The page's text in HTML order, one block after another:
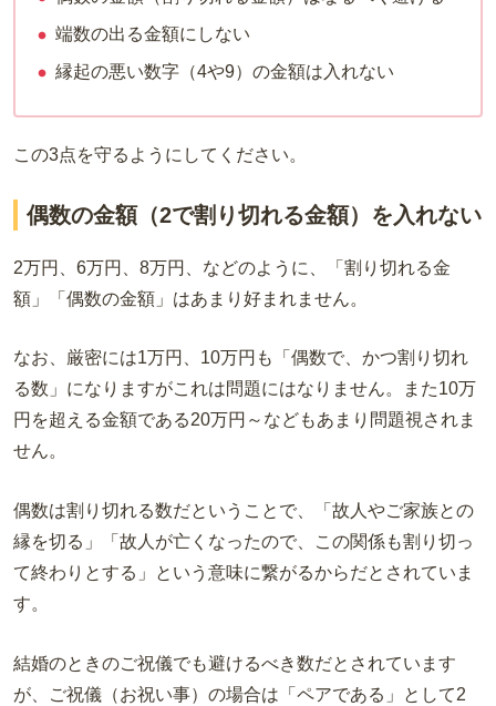
端数の出る金額にしない
縁起の悪い数字（4や9）の金額は入れない
この3点を守るようにしてください。
偶数の金額（2で割り切れる金額）を入れない
2万円 6万円、 8万円、などのように、「割り切れる金
額」「偶数の金額」はあまり好まれません。
なお、厳密には1万円、 10万円も「偶数で、かつ割り切れ
る数」になりますがこれは問題にはなりません。また10万
円を超える金額である20万円～などもあまり問題視されま
せん。
偶数は割り切れる数だということで、「故人やご家族との
縁を切る」「故人が亡くなったので、この関係も割り切っ
て終わりとする」という意味に繋がるからだとされていま
す。
結婚のときのご祝儀でも避けるべき数だとされています
が、ご祝儀 （お祝い事） の場合は「ペアである」として2